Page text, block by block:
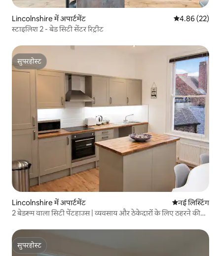
Lincolnshire में अपार्टमेंट औसत रेटिंग 5 में
4.86 (22)
स्टाइलिश 2 - बेड सिटी सेंटर रिट्रीट
सुपरहोस्ट
सुपरहोस्ट
Lincolnshire में अपार्टमेंट ठहरने की नई
नई लिस्टिंग
2 बेडरूम वाला सिटी पेंटहाउस | व्यवसाय और ठेकेदारों के लिए ठहरने की
सुपरहोस्ट
सुपरहोस्ट